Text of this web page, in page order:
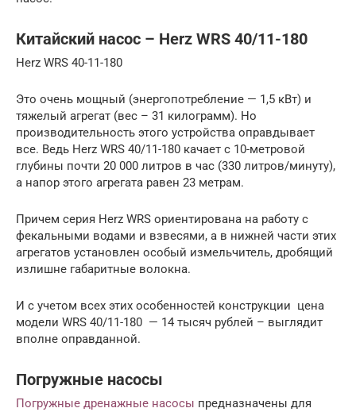
Китайский насос – Herz WRS 40/11-180
Herz WRS 40-11-180
Это очень мощный (энергопотребление — 1,5 кВт) и
тяжелый агрегат (вес – 31 килограмм). Но
производительность этого устройства оправдывает
все. Ведь Herz WRS 40/11-180 качает с 10-метровой
глубины почти 20 000 литров в час (330 литров/минуту),
а напор этого агрегата равен 23 метрам.
Причем серия Herz WRS ориентирована на работу с
фекальными водами и взвесями, а в нижней части этих
агрегатов установлен особый измельчитель, дробящий
излишне габаритные волокна.
И с учетом всех этих особенностей конструкции цена
модели WRS 40/11-180 — 14 тысяч рублей – выглядит
вполне оправданной.
Погружные насосы
Погружные дренажные насосы предназначены для